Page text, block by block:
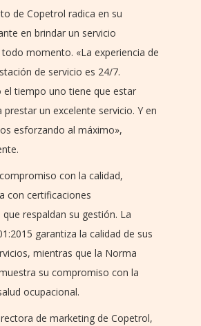
de Copetrol radica en su
en brindar un servicio
momento. «La experiencia de
de servicio es 24/7.
el tiempo uno tiene que estar
un excelente servicio. Y en
esforzando al máximo»,
con la calidad,
con certificaciones
respaldan su gestión. La
garantiza la calidad de sus
mientras que la Norma
su compromiso con la
ocupacional.
de marketing de Copetrol,